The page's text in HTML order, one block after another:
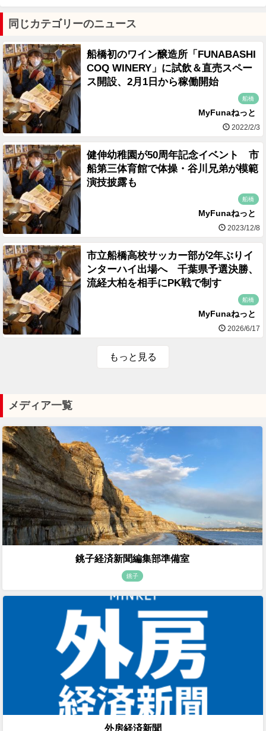
同じカテゴリーのニュース
船橋初のワイン醸造所「FUNABASHI
COQ WINERY」に試飲＆直売スペー
ス開設、2月1日から稼働開始
船橋
MyFunaねっと
2022/2/3
健伸幼稚園が50周年記念イベント 市
船第三体育館で体操・谷川兄弟が模範
演技披露も
船橋
MyFunaねっと
2023/12/8
市立船橋高校サッカー部が2年ぶりイ
ンターハイ出場へ 千葉県予選決勝、
流経大柏を相手にPK戦で制す
船橋
MyFunaねっと
2026/6/17
もっと見る
メディア一覧
銚子経済新聞編集部準備室
銚子
外房経済新聞